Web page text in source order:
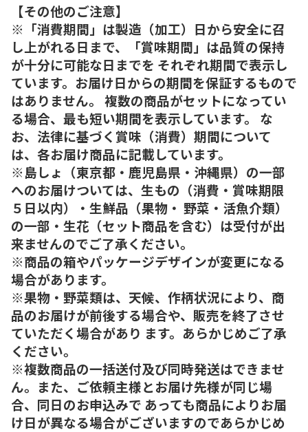
【その他のご注意】
※「消費期間」は製造（加工）日から安全に召
し上がれる日まで、「賞味期間」は品質の保持
が十分に可能な日までを それぞれ期間で表示し
ています。お届け日からの期間を保証するもので
はありません。 複数の商品がセットになってい
る場合、最も短い期間を表示しています。 な
お、法律に基づく賞味（消費）期間について
は、各お届け商品に記載しています。
※島しょ（東京都・鹿児島県・沖縄県）の一部
へのお届けついては、生もの（消費・賞味期限
５日以内）・生鮮品（果物・ 野菜・活魚介類）
の一部・生花（セット商品を含む）は受付が出
来ませんのでご了承ください。
※商品の箱やパッケージデザインが変更になる
場合があります。
※果物・野菜類は、天候、作柄状況により、商
品のお届けが前後する場合や、販売を終了させ
ていただく場合があり ます。あらかじめご了承
ください。
※複数商品の一括送付及び同時発送はできませ
ん。また、ご依頼主様とお届け先様が同じ場
合、同日のお申込みで あっても商品によりお届
け日が異なる場合がございますのであらかじめ